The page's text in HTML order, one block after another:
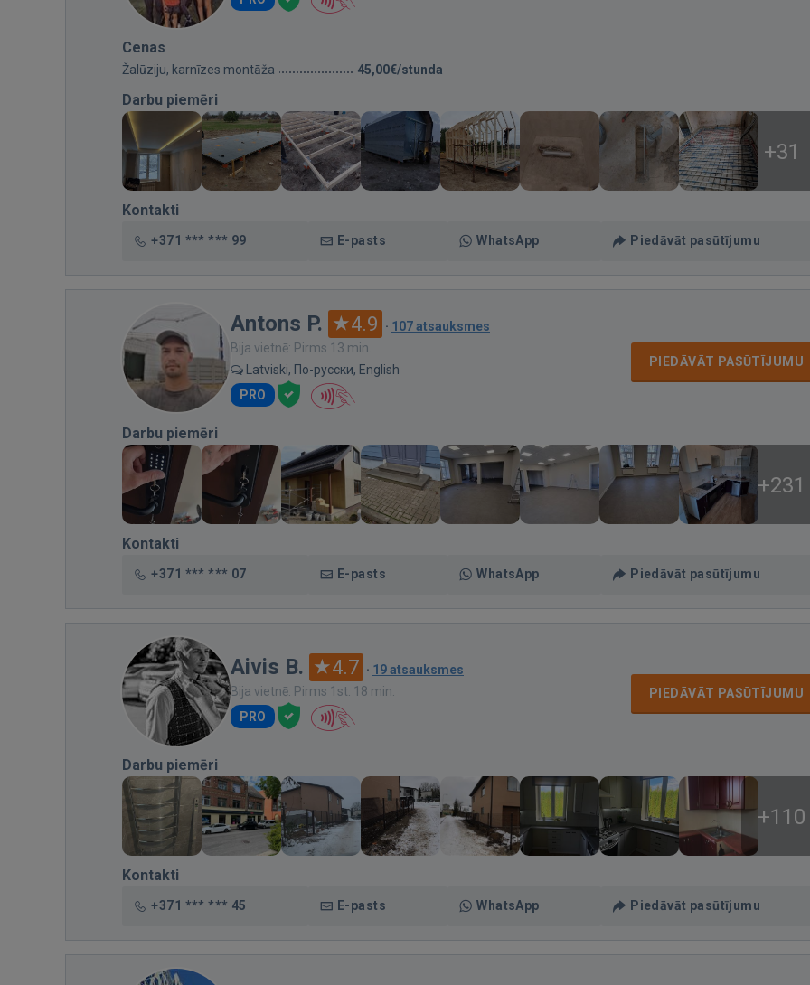
Cenas
Žalūziju, karnīzes montāža 45,00€/stunda
Darbu piemēri
+31
Kontakti
+371 *** *** 99 E-pasts WhatsApp Piedāvāt pasūtījumu
Antons P. 4.9 · 107 atsauksmes
Bija vietnē: Pirms 13 min.
Latviski, По-русски, English
PRO
PIEDĀVĀT PASŪTĪJUMU
Darbu piemēri
+231
Kontakti
+371 *** *** 07 E-pasts WhatsApp Piedāvāt pasūtījumu
Aivis B. 4.7 · 19 atsauksmes
Bija vietnē: Pirms 1st. 18 min.
PRO
PIEDĀVĀT PASŪTĪJUMU
Darbu piemēri
+110
Kontakti
+371 *** *** 45 E-pasts WhatsApp Piedāvāt pasūtījumu